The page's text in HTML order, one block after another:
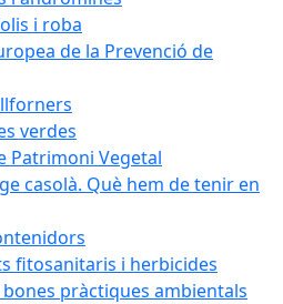
i roba
de la Prevenció de
verdes
Patrimoni Vegetal
casolà. Què hem de tenir en
fitosanitaris i herbicides
bones pràctiques ambientals